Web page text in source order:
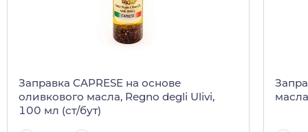
Заправка CAPRESE на основе
оливкового масла, Regno degli Ulivi,
100 мл (ст/бут)